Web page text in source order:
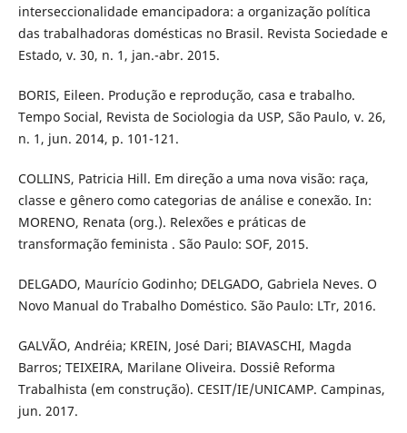
interseccionalidade emancipadora: a organização política
das trabalhadoras domésticas no Brasil. Revista Sociedade e
Estado, v. 30, n. 1, jan.-abr. 2015.
BORIS, Eileen. Produção e reprodução, casa e trabalho.
Tempo Social, Revista de Sociologia da USP, São Paulo, v. 26,
n. 1, jun. 2014, p. 101-121.
COLLINS, Patricia Hill. Em direção a uma nova visão: raça,
classe e gênero como categorias de análise e conexão. In:
MORENO, Renata (org.). Relexões e práticas de
transformação feminista . São Paulo: SOF, 2015.
DELGADO, Maurício Godinho; DELGADO, Gabriela Neves. O
Novo Manual do Trabalho Doméstico. São Paulo: LTr, 2016.
GALVÃO, Andréia; KREIN, José Dari; BIAVASCHI, Magda
Barros; TEIXEIRA, Marilane Oliveira. Dossiê Reforma
Trabalhista (em construção). CESIT/IE/UNICAMP. Campinas,
jun. 2017.